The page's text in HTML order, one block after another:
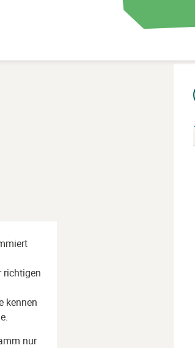
richtigen
kennen
nur